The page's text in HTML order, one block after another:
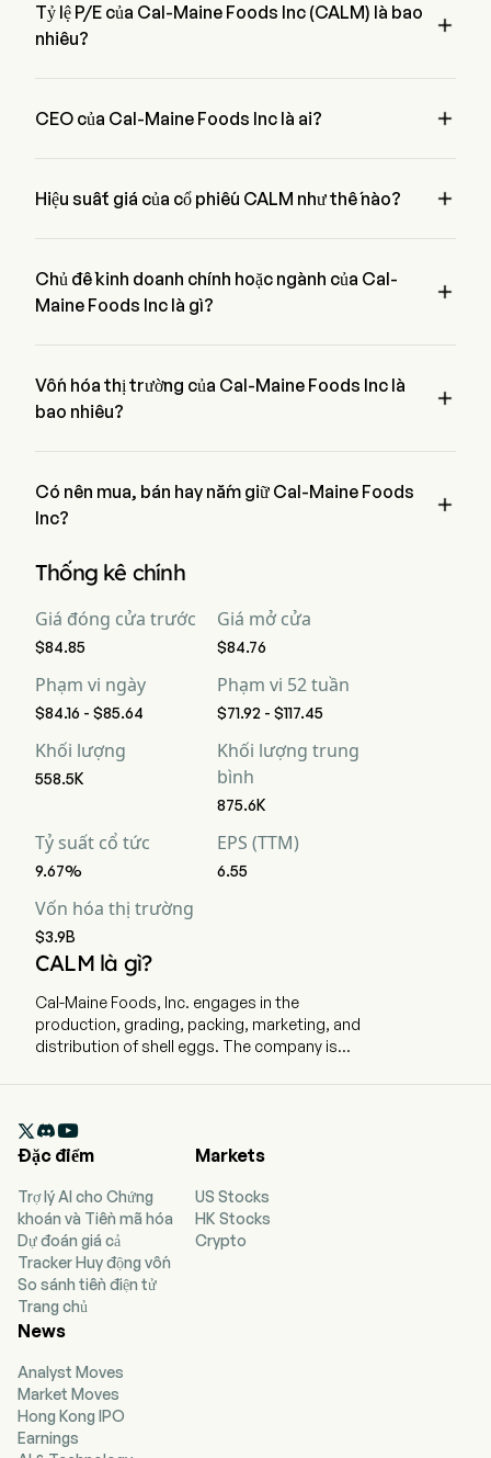
Tỷ lệ P/E của Cal-Maine Foods Inc (CALM) là bao
nhiêu?

CEO của Cal-Maine Foods Inc là ai? 
Hiệu suất giá của cổ phiếu CALM như thế nào? 
Chủ đề kinh doanh chính hoặc ngành của Cal-
Maine Foods Inc là gì?

Vốn hóa thị trường của Cal-Maine Foods Inc là
bao nhiêu?

Có nên mua, bán hay nắm giữ Cal-Maine Foods
Inc?

xếp hạng phân tích cho Cal-Maine Foods Inc, bao gồm 2 mua
Thống kê chính
Giá đóng cửa trước
$84.85
Giá mở cửa
$84.76
Phạm vi ngày
$84.16 - $85.64
Phạm vi 52 tuần
$71.92 - $117.45
Khối lượng
558.5K
Khối lượng trung
bình
875.6K
Tỷ suất cổ tức
9.67%
EPS (TTM)
6.55
Vốn hóa thị trường
$3.9B
CALM là gì?
Cal-Maine Foods, Inc. engages in the
production, grading, packing, marketing, and
distribution of shell eggs. The company is
of hatching chicks, growing and maintaining
flocks of pullets, layers and breeders,
packaging, and distributing shell eggs. The firm
provides specialty and conventional eggs.
Specialty eggs encompass a broad range of
products, such as cage-free, organic, brown,
free-range, pasture-raised and nutritionally
enhanced eggs. Its Farmhouse Eggs brand eggs
are produced at its facilities by hens that are
markets organic, vegetarian and omega-3 eggs
under its 4-Grain brand, which consists of
conventional and cage-free eggs. Its Sunups
and Sunny Meadow brands are sold as

Đặc điểm
Trợ lý AI cho Chứng
khoán và Tiền mã hóa
Dự đoán giá cả
Tracker Huy động vốn
So sánh tiền điện tử
Trang chủ
Markets
US Stocks
HK Stocks
Crypto
News
Analyst Moves
Market Moves
Hong Kong IPO
Earnings